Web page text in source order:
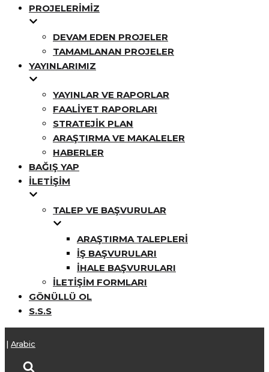
PROJELERIMIZ
DEVAM EDEN PROJELER
TAMAMLANAN PROJELER
YAYINLARIMIZ
YAYINLAR VE RAPORLAR
FAALIYET RAPORLARI
STRATEJIK PLAN
ARAŞTIRMA VE MAKALELER
HABERLER
BAĞIŞ YAP
İLETIŞIM
TALEP VE BAŞVURULAR
ARAŞTIRMA TALEPLERI
İŞ BAŞVURULARI
İHALE BAŞVURULARI
İLETIŞIM FORMLARI
GÖNÜLLÜ OL
S.S.S
Arabic